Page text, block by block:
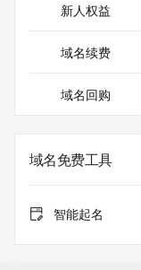
新人权益
域名续费
域名回购
域名免费工具
智能起名